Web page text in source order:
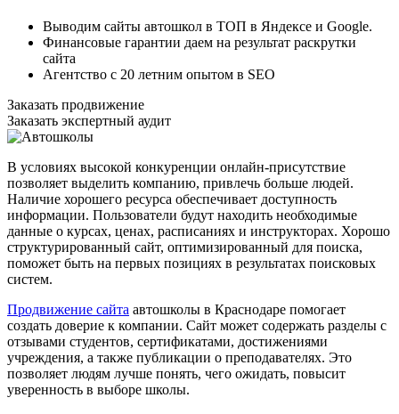
Выводим сайты автошкол в ТОП в Яндексе и Google.
Финансовые гарантии даем на результат раскрутки
сайта
Агентство с 20 летним опытом в SEO
Заказать продвижение
Заказать экспертный аудит
В условиях высокой конкуренции онлайн-присутствие
позволяет выделить компанию, привлечь больше людей.
Наличие хорошего ресурса обеспечивает доступность
информации. Пользователи будут находить необходимые
данные о курсах, ценах, расписаниях и инструкторах. Хорошо
структурированный сайт, оптимизированный для поиска,
поможет быть на первых позициях в результатах поисковых
систем.
Продвижение сайта автошколы в Краснодаре помогает
создать доверие к компании. Сайт может содержать разделы с
отзывами студентов, сертификатами, достижениями
учреждения, а также публикации о преподавателях. Это
позволяет людям лучше понять, чего ожидать, повысит
уверенность в выборе школы.